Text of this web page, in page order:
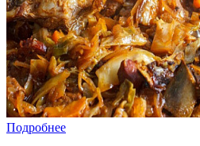
Подробнее